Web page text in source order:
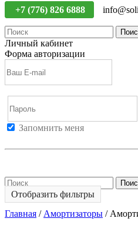
+7 (776) 826 6888
Личный кабинет
Форма авторизации
Запомнить меня
Отобразить фильтры
Главная / Амортизаторы /